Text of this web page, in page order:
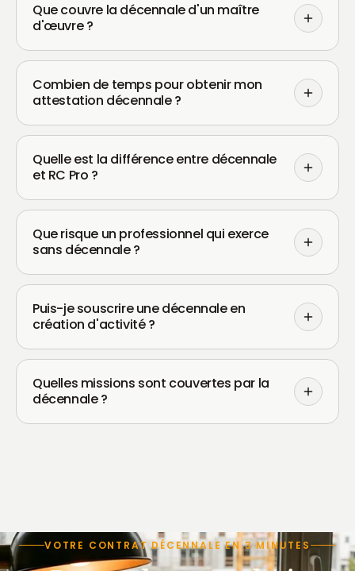
Que couvre la décennale d'un maître
d'œuvre ?
Combien de temps pour obtenir mon
attestation décennale ?
Quelle est la différence entre décennale
et RC Pro ?
Que risque un professionnel qui exerce
sans décennale ?
Puis-je souscrire une décennale en
création d'activité ?
Quelles missions sont couvertes par la
décennale ?
VOTRE CONTRAT DÉCENNALE EN 3 MINUTES